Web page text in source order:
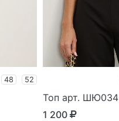
48 52
Топ арт.
1 200